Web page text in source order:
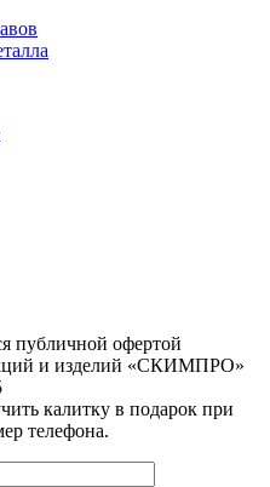
публичной офертой
и изделий «СКИМПРО»
калитку в подарок при
телефона.